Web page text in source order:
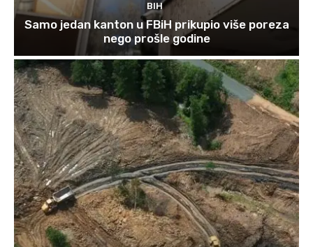
BIH
Samo jedan kanton u FBiH prikupio više poreza
nego prošle godine